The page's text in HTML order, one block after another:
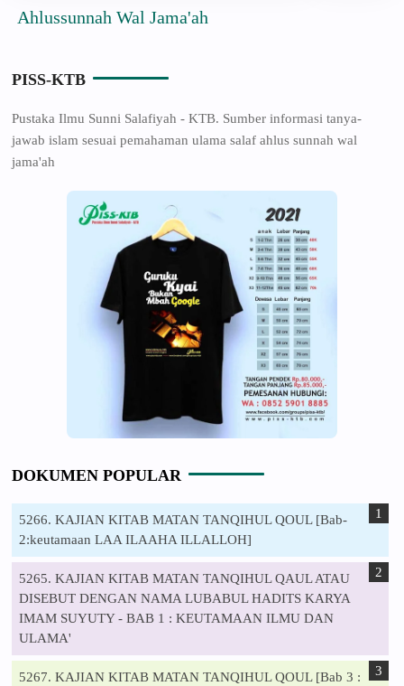
Wal Jama'ah
PISS-KTB
Pustaka Ilmu Sunni Salafiyah - KTB. Sumber informasi tanya-
jawab islam sesuai pemahaman ulama salaf ahlus sunnah wal
jama'ah
DOKUMEN POPULAR
5266. KAJIAN KITAB MATAN TANQIHUL QOUL [Bab-
2:keutamaan LAA ILAAHA ILLALLOH]
5265. KAJIAN KITAB MATAN TANQIHUL QAUL ATAU
DISEBUT DENGAN NAMA LUBABUL HADITS KARYA
IMAM SUYUTY - BAB 1 : KEUTAMAAN ILMU DAN
ULAMA'
5267. KAJIAN KITAB MATAN TANQIHUL QOUL [Bab 3 :